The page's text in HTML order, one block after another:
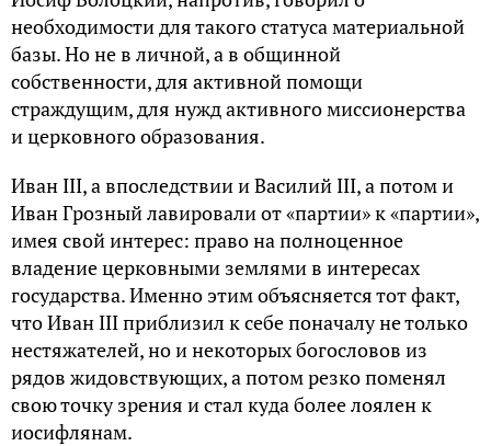
необходимости для такого статуса материальной
базы. Но не в личной, а в общинной
собственности, для активной помощи
страждущим, для нужд активного миссионерства
и церковного образования.
Иван III, а впоследствии и Василий III, а потом и
Иван Грозный лавировали от «партии» к «партии»,
имея свой интерес: право на полноценное
владение церковными землями в интересах
государства. Именно этим объясняется тот факт,
что Иван III приблизил к себе поначалу не только
нестяжателей, но и некоторых богословов из
рядов жидовствующих, а потом резко поменял
свою точку зрения и стал куда более лоялен к
иосифлянам.